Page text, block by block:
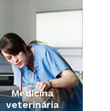
Medicina
veterinária